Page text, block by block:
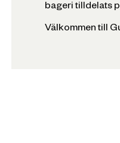
bageri tilldelats
Välkommen till